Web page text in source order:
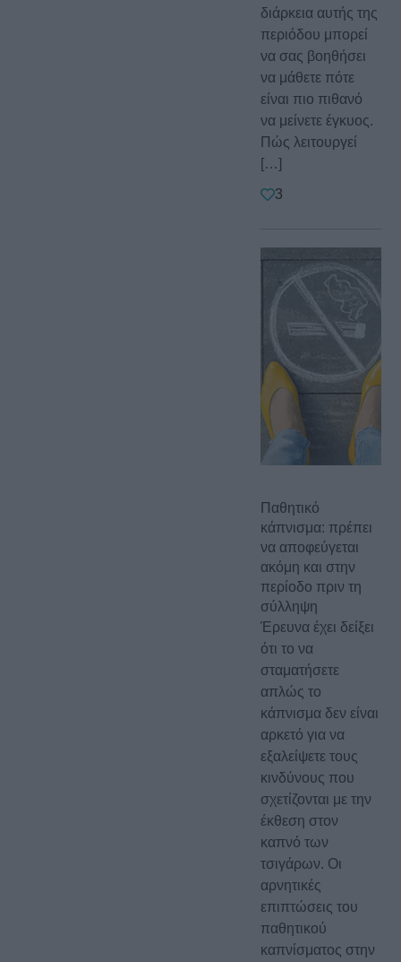
διάρκεια αυτής της
περιόδου μπορεί
να σας βοηθήσει
να μάθετε πότε
είναι πιο πιθανό
να μείνετε έγκυος.
Πώς λειτουργεί
[…]
3
Παθητικό
κάπνισμα: πρέπει
να αποφεύγεται
ακόμη και στην
περίοδο πριν τη
σύλληψη
Έρευνα έχει δείξει
ότι το να
σταματήσετε
απλώς το
κάπνισμα δεν είναι
αρκετό για να
εξαλείψετε τους
κινδύνους που
σχετίζονται με την
έκθεση στον
καπνό των
τσιγάρων. Οι
αρνητικές
επιπτώσεις του
παθητικού
καπνίσματος στην